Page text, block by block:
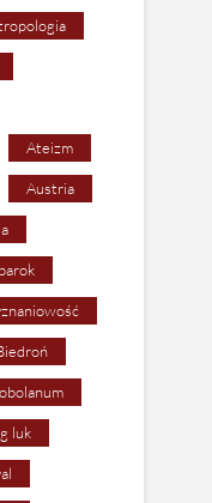
Ateizm
Austria
barok
luk